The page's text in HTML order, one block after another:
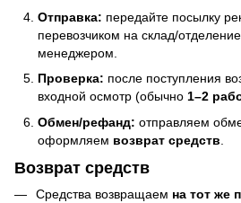
Отправка: передайте посылку
перевозчиком на склад/
менеджером.
Проверка: после поступления
входной осмотр (обычно 1–2
Обмен/рефанд: отправляем
оформляем возврат средств
Возврат средств
Средства возвращаем на тот же